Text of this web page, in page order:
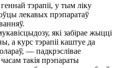
тэрапіі, у тым ліку
лекавых прэпаратаў
які забірае жыцці
а курс тэрапіі каштуе да
— падкрэслівае
такія прэпараты